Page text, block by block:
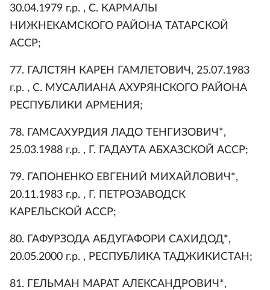
30.04.1979 г.р. , С. КАРМАЛЫ
НИЖНЕКАМСКОГО РАЙОНА ТАТАРСКОЙ
АССР;
77. ГАЛСТЯН КАРЕН ГАМЛЕТОВИЧ, 25.07.1983
г.р. , С. МУСАЛИАНА АХУРЯНСКОГО РАЙОНА
РЕСПУБЛИКИ АРМЕНИЯ;
78. ГАМСАХУРДИЯ ЛАДО ТЕНГИЗОВИЧ*,
25.03.1988 г.р. , Г. ГАДАУТА АБХАЗСКОЙ АССР;
79. ГАПОНЕНКО ЕВГЕНИЙ МИХАЙЛОВИЧ*,
20.11.1983 г.р. , Г. ПЕТРОЗАВОДСК
КАРЕЛЬСКОЙ АССР;
80. ГАФУРЗОДА АБДУГАФОРИ САХИДОД*,
20.05.2000 г.р. , РЕСПУБЛИКА ТАДЖИКИСТАН;
81. ГЕЛЬМАН МАРАТ АЛЕКСАНДРОВИЧ*,